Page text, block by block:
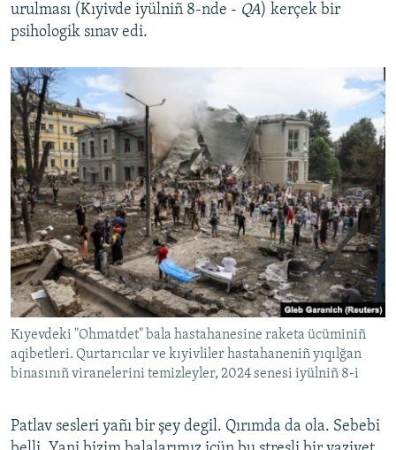
urulması (Kıyivde iyülniñ 8-nde - QA) kerçek bir
psihologik sınav edi.
Kıyevdeki "Ohmatdet" bala hastahanesine raketa ücüminiñ
aqibetleri. Qurtarıcılar ve kıyivliler hastahaneniñ yıqılğan
binasınıñ viranelerini temizleyler, 2024 senesi iyülniñ 8-i
Patlav sesleri yañı bir şey degil. Qırımda da ola. Sebebi